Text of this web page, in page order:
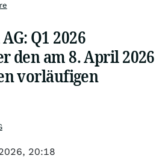
Q1 2026
den am 8. April 2026
vorläufigen
20:18